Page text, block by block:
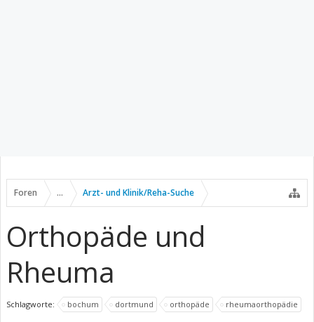
Foren ... Arzt- und Klinik/Reha-Suche
Orthopäde und
Rheuma
Schlagworte: bochum dortmund orthopäde rheumaorthopädie